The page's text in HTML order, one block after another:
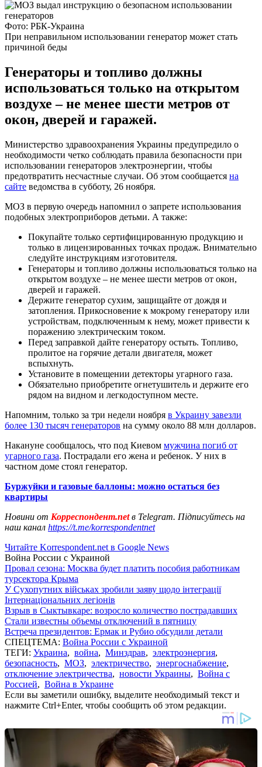
Фото: РБК-Украина
При неправильном использовании генератор может стать
причиной беды
Генераторы и топливо должны
использоваться только на открытом
воздухе – не менее шести метров от
окон, дверей и гаражей.
Министерство здравоохранения Украины предупредило о
необходимости четко соблюдать правила безопасности при
использовании генераторов электроэнергии, чтобы
предотвратить несчастные случаи. Об этом сообщается на
сайте ведомства в субботу, 26 ноября.
МОЗ в первую очередь напомнил о запрете использования
подобных электроприборов детьми. А также:
Покупайте только сертифицированную продукцию и
только в лицензированных точках продаж. Внимательно
следуйте инструкциям изготовителя.
Генераторы и топливо должны использоваться только на
открытом воздухе – не менее шести метров от окон,
дверей и гаражей.
Держите генератор сухим, защищайте от дождя и
затопления. Прикосновение к мокрому генератору или
устройствам, подключенным к нему, может привести к
поражению электрическим током.
Перед заправкой дайте генератору остыть. Топливо,
пролитое на горячие детали двигателя, может
вспыхнуть.
Установите в помещении детекторы угарного газа.
Обязательно приобретите огнетушитель и держите его
рядом на видном и легкодоступном месте.
Напомним, только за три недели ноября в Украину завезли
более 130 тысяч генераторов на сумму около 88 млн долларов.
Накануне сообщалось, что под Киевом мужчина погиб от
угарного газа. Пострадали его жена и ребенок. У них в
частном доме стоял генератор.
Буржуйки и газовые баллоны: можно остаться без
квартиры
Новини от Корреспондент.netв Telegram. Підписуйтесь на
наш канал https://t.me/korrespondentnet
Читайте Korrespondent.net в Google News
Война России с Украиной
Провал сезона: Москва будет платить пособия работникам
турсектора Крыма
У Сухопутних військах зробили заяву щодо інтеграції
Інтернаціональних легіонів
Взрыв в Сыктывкаре: возросло количество пострадавших
Стали известны объемы отключений в пятницу
Встреча президентов: Ермак и Рубио обсудили детали
СПЕЦТЕМА: Война России с Украиной
ТЕГИ: Украина, война, Минздрав, электроэнергия,
безопасность, МОЗ, электричество, энергоснабжение,
отключение электричества, новости Украины, Война с
Россией, Война в Украине
Если вы заметили ошибку, выделите необходимый текст и
нажмите Ctrl+Enter, чтобы сообщить об этом редакции.